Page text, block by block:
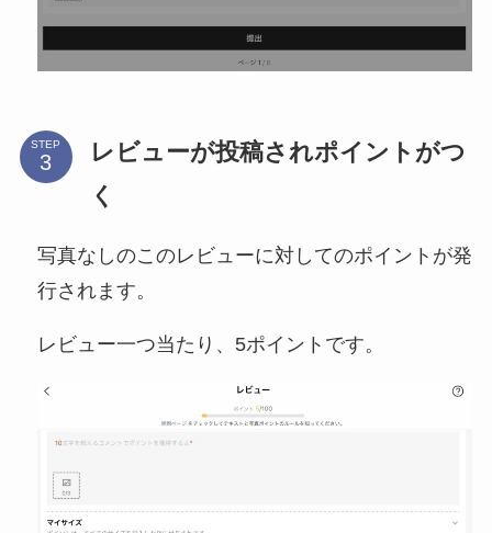
STEP
レビューが投稿されポイントがつ
く
写真なしのこのレビューに対してのポイントが発
行されます。
レビュー一つ当たり、5ポイントです。